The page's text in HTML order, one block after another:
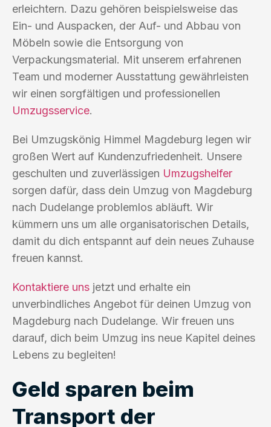
erleichtern. Dazu gehören beispielsweise das
Ein- und Auspacken, der Auf- und Abbau von
Möbeln sowie die Entsorgung von
Verpackungsmaterial. Mit unserem erfahrenen
Team und moderner Ausstattung gewährleisten
wir einen sorgfältigen und professionellen
Umzugsservice.
Bei Umzugskönig Himmel Magdeburg legen wir
großen Wert auf Kundenzufriedenheit. Unsere
geschulten und zuverlässigen Umzugshelfer
sorgen dafür, dass dein Umzug von Magdeburg
nach Dudelange problemlos abläuft. Wir
kümmern uns um alle organisatorischen Details,
damit du dich entspannt auf dein neues Zuhause
freuen kannst.
Kontaktiere uns jetzt und erhalte ein
unverbindliches Angebot für deinen Umzug von
Magdeburg nach Dudelange. Wir freuen uns
darauf, dich beim Umzug ins neue Kapitel deines
Lebens zu begleiten!
Geld sparen beim
Transport der